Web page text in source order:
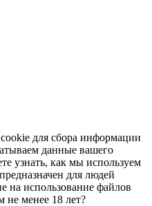
для сбора информации
данные вашего
узнать, как мы используем
для людей
на использование файлов
не менее 18 лет?